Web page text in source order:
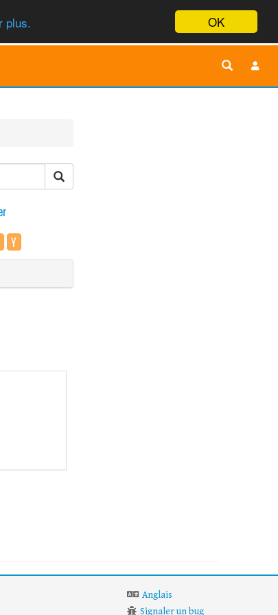
OK
plus.
Y
Anglais
Signaler un bug